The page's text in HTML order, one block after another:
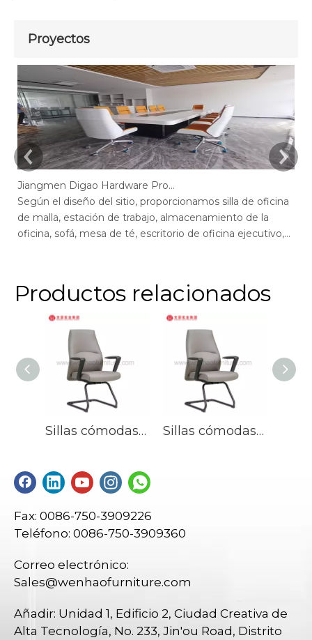
Proyectos
Jiangmen Digao Hardware Products Company
Según el diseño del sitio, proporcionamos silla de oficina
de malla, estación de trabajo, almacenamiento de la
oficina, sofá, mesa de té, escritorio de oficina ejecutivo,
Productos relacionados
Sillas cómodas de la sala de conferencia de la silla ergonómica del visitante del cuero de la oficina Sillas cómodas de la sala de conferencia de la silla ergonómica del visitante del cuero de la oficina
Fax: 0086-750-3909226
Teléfono: 0086-750-3909360
Correo electrónico:
Sales@wenhaofurniture.com
Añadir: Unidad 1, Edificio 2, Ciudad Creativa de
Alta Tecnología, No. 233, Jin'ou Road, Distrito